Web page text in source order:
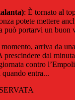
: È tornato al
potete mettere
può portarvi un buon
arriva da
prescindere dal
contro
entra...